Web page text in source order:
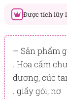
Được tích lũy
Đây là số
sản phẩm hôm
BẠCH KIM
PointSight có
đổi quà tặng ưu
– Sản phẩm
. Hoa cẩm
dương, cúc
. giấy gói, nơ